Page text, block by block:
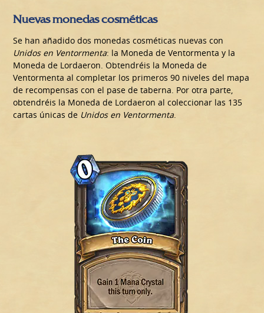
Nuevas monedas cosméticas
Se han añadido dos monedas cosméticas nuevas con
Unidos en Ventormenta: la Moneda de Ventormenta y la
Moneda de Lordaeron. Obtendréis la Moneda de
Ventormenta al completar los primeros 90 niveles del mapa
de recompensas con el pase de taberna. Por otra parte,
obtendréis la Moneda de Lordaeron al coleccionar las 135
cartas únicas de Unidos en Ventormenta.